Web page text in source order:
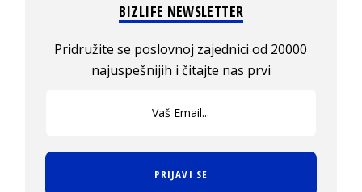
BIZLIFE NEWSLETTER
Pridružite se poslovnoj zajednici od 20000
najuspešnijih i čitajte nas prvi
PRIJAVI SE